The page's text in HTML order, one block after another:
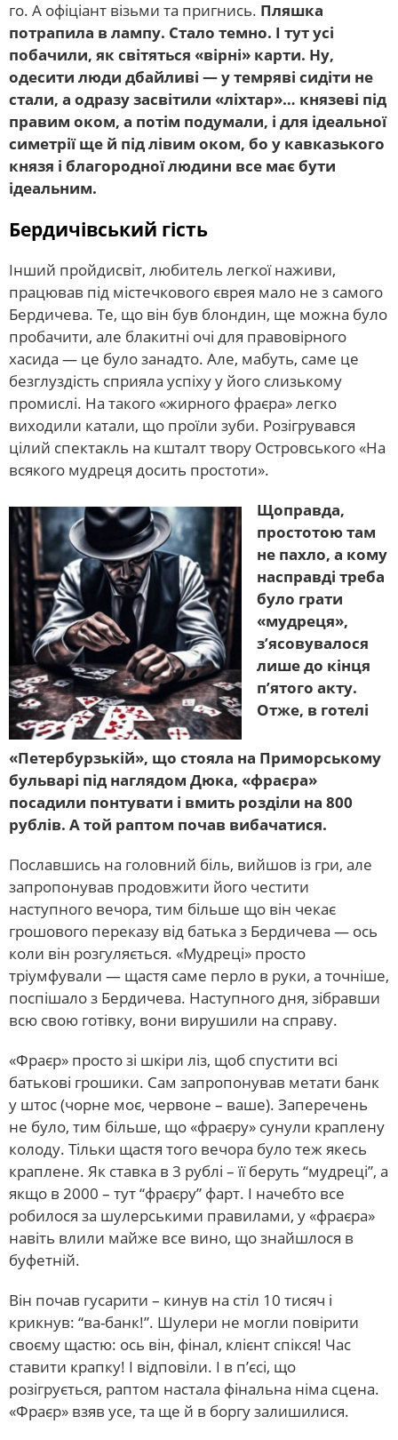
го. А офіціант візьми та пригнись. Пляшка
потрапила в лампу. Стало темно. І тут усі
побачили, як світяться «вірні» карти. Ну,
одесити люди дбайливі — у темряві сидіти не
стали, а одразу засвітили «ліхтар»… князеві під
правим оком, а потім подумали, і для ідеальної
симетрії ще й під лівим оком, бо у кавказького
князя і благородної людини все має бути
ідеальним.
Бердичівський гість
Інший пройдисвіт, любитель легкої наживи,
працював під містечкового єврея мало не з самого
Бердичева. Те, що він був блондин, ще можна було
пробачити, але блакитні очі для правовірного
хасида — це було занадто. Але, мабуть, саме це
безглуздість сприяла успіху у його слизькому
промислі. На такого «жирного фраєра» легко
виходили катали, що проїли зуби. Розігрувався
цілий спектакль на кшталт твору Островського «На
всякого мудреця досить простоти».
Щоправда,
простотою там
не пахло, а кому
насправді треба
було грати
«мудреця»,
з’ясовувалося
лише до кінця
п’ятого акту.
Отже, в готелі
«Петербурзькій», що стояла на Приморському
бульварі під наглядом Дюка, «фраєра»
посадили понтувати і вмить розділи на 800
рублів. А той раптом почав вибачатися.
Пославшись на головний біль, вийшов із гри, але
запропонував продовжити його честити
наступного вечора, тим більше що він чекає
грошового переказу від батька з Бердичева — ось
коли він розгуляється. «Мудреці» просто
тріумфували — щастя саме перло в руки, а точніше,
поспішало з Бердичева. Наступного дня, зібравши
всю свою готівку, вони вирушили на справу.
«Фраєр» просто зі шкіри ліз, щоб спустити всі
батькові грошики. Сам запропонував метати банк
у штос (чорне моє, червоне – ваше). Заперечень
не було, тим більше, що «фраєру» сунули краплену
колоду. Тільки щастя того вечора було теж якесь
краплене. Як ставка в 3 рублі – її беруть “мудреці”, а
якщо в 2000 – тут “фраєру” фарт. І начебто все
робилося за шулерськими правилами, у «фраєра»
навіть влили майже все вино, що знайшлося в
буфетній.
Він почав гусарити – кинув на стіл 10 тисяч і
крикнув: “ва-банк!”. Шулери не могли повірити
своєму щастю: ось він, фінал, клієнт спікся! Час
ставити крапку! І відповіли. І в п’єсі, що
розігрується, раптом настала фінальна німа сцена.
«Фраєр» взяв усе, та ще й в боргу залишилися.